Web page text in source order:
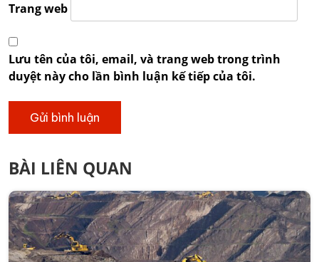
Trang web
Lưu tên của tôi, email, và trang web trong trình
duyệt này cho lần bình luận kế tiếp của tôi.
BÀI LIÊN QUAN